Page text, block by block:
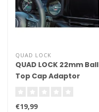
QUAD LOCK
QUAD LOCK 22mm Ball
Top Cap Adaptor
€19,99